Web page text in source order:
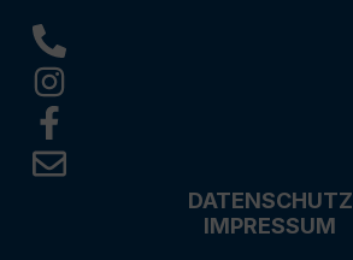
DATENSCHUTZ
IMPRESSUM